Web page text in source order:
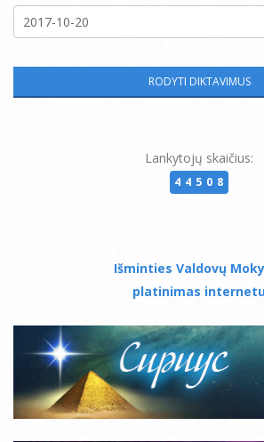
Lankytojų skaičius:
44508
Išminties Valdovų
platinimas